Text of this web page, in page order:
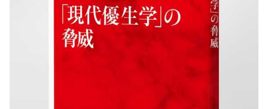
きゃりーぱみゅぱみゅ、本名が「桐子」だと公表
高市早苗さん、憧れのバンドを官邸に招き、自身の
サイン入りドラム・スティックをプレゼントw
若くて美人なママと親友の淫らな行為内容を毎回聞
かされる「女神の加護を受けしママのサーガ」3巻 今
ガチで “ママ” ブーム来てるよな